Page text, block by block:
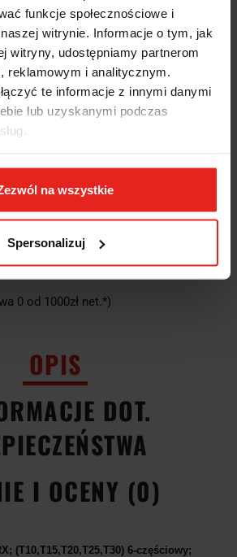
funkcje społecznościowe i
witrynie. Informacje o tym, jak
witryny, udostępniamy partnerom
reklamowym i analitycznym.
te informacje z innymi danymi
lub uzyskanymi podczas
na wszystkie
Spersonalizuj
przed promocją:118.75 146.06
48 godzin
Mało
4018754323371
0 od 1000zł net.*)
OPIS
DOT.
I OCENY (0)
(T10,T15,T20,T25,T30) 6-częściowy;